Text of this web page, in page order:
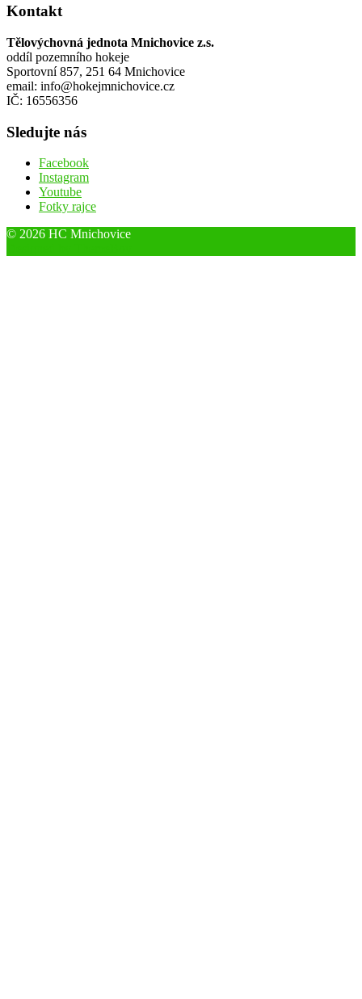
Kontakt
Tělovýchovná jednota Mnichovice z.s.
oddíl pozemního hokeje
Sportovní 857, 251 64 Mnichovice
email: info@hokejmnichovice.cz
IČ: 16556356
Sledujte nás
Facebook
Instagram
Youtube
Fotky rajce
© 2026 HC Mnichovice